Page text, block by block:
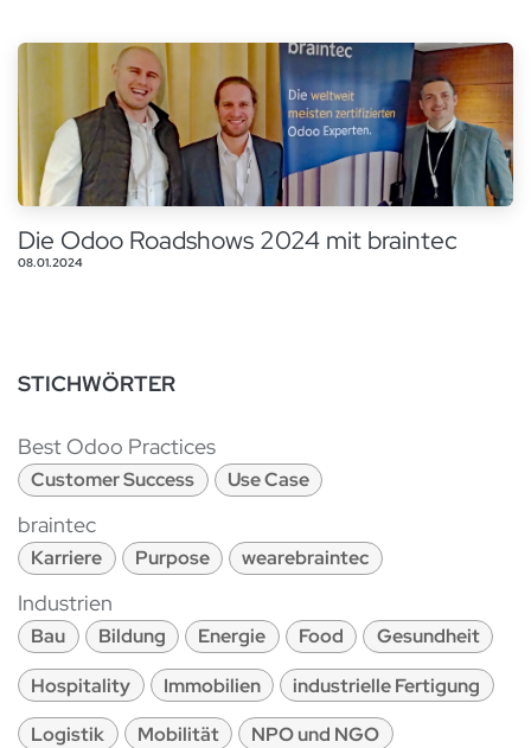
Die Odoo Roadshows 2024 mit braintec
08.01.2024
STICHWÖRTER
Best Odoo Practices
Customer Success Use Case
braintec
Karriere Purpose wearebraintec
Industrien
Bau Bildung Energie Food
Gesundheit
Hospitality
Immobilien
industrielle Fertigung
Logistik
Mobilität
NPO und NGO